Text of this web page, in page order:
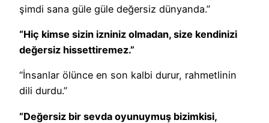
şimdi sana güle güle değersiz dünyanda.”
“Hiç kimse sizin izniniz olmadan, size kendinizi
değersiz hissettiremez.”
“İnsanlar ölünce en son kalbi durur, rahmetlinin
dili durdu.”
“Değersiz bir sevda oyunuymuş bizimkisi,